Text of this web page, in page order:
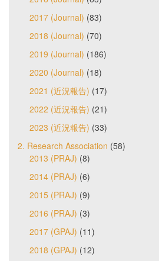
2017 (Journal) (83)
2018 (Journal) (70)
2019 (Journal) (186)
2020 (Journal) (18)
2021 (近況報告) (17)
2022 (近況報告) (21)
2023 (近況報告) (33)
2. Research Association (58)
2013 (PRAJ) (8)
2014 (PRAJ) (6)
2015 (PRAJ) (9)
2016 (PRAJ) (3)
2017 (GPAJ) (11)
2018 (GPAJ) (12)